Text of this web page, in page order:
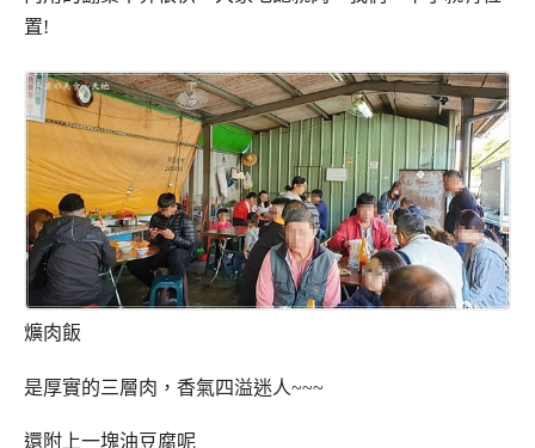
置!
爌肉飯
是厚實的三層肉，香氣四溢迷人~~~
還附上一塊油豆腐呢